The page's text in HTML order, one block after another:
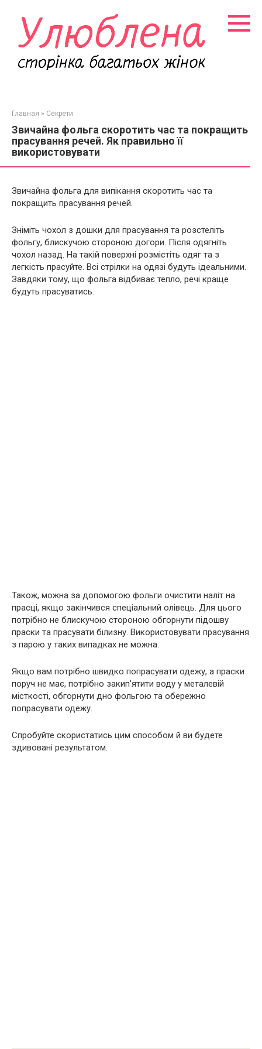
контенту
Главная » Секрети
Звичайна фольга скоротить час та покращить
прасування речей. Як правильно її
використовувати
Звичайна фольга для випікання скоротить час та
покращить прасування речей.
Зніміть чохол з дошки для прасування та розстеліть
фольгу, блискучою стороною догори. Після одягніть
чохол назад. На такій поверхні розмістіть одяг та з
легкість прасуйте. Всі стрілки на одязі будуть ідеальними.
Завдяки тому, що фольга відбиває тепло, речі краще
будуть прасуватись.
Також, можна за допомогою фольги очистити наліт на
прасці, якщо закінчився спеціальний олівець. Для цього
потрібно не блискучою стороною обгорнути підошву
праски та прасувати білизну. Використовувати прасування
з парою у таких випадках не можна.
Якщо вам потрібно швидко попрасувати одежу, а праски
поруч не має, потрібно закип’ятити воду у металевій
місткості, обгорнути дно фольгою та обережно
попрасувати одежу.
Спробуйте скористатись цим способом й ви будете
здивовані результатом.